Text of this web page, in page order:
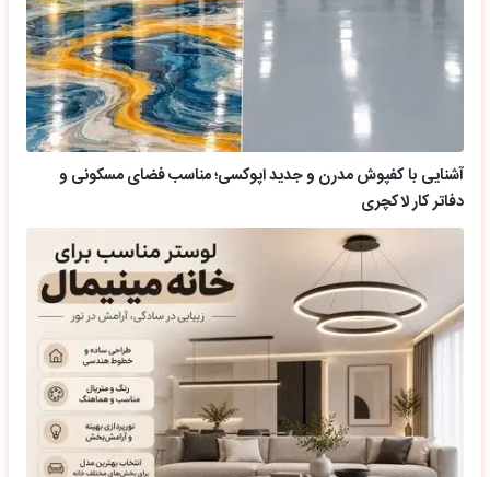
آشنایی با کفپوش مدرن و جدید اپوکسی؛ مناسب فضای مسکونی و
دفاتر کار لاکچری